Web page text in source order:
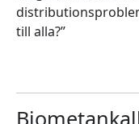
till alla?”